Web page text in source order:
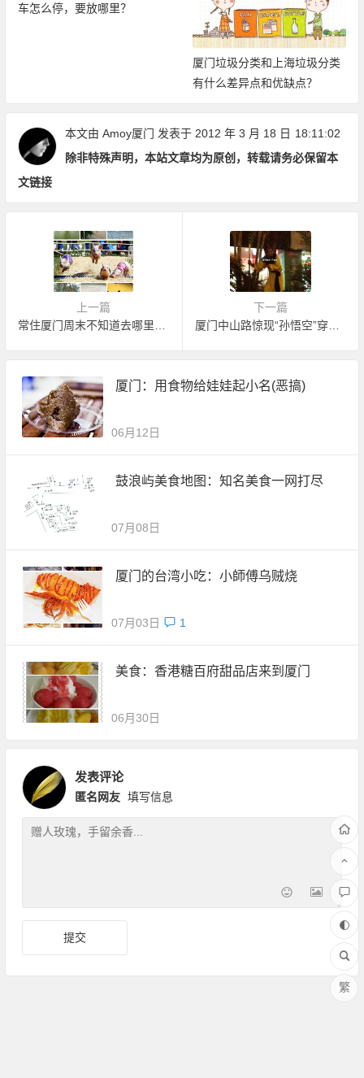
车怎么停，要放哪里？
厦门垃圾分类和上海垃圾分类
有什么差异点和优缺点？
本文由 Amoy厦门 发表于 2012 年 3 月 18 日 18:11:02
除非特殊声明，本站文章均为原创，转载请务必保留本
文链接
上一篇
下一篇
厦门：用食物给娃娃起小名(恶搞)
06月12日
鼓浪屿美食地图：知名美食一网打尽
07月08日
厦门的台湾小吃：小師傅乌贼烧
07月03日 1
美食：香港糖百府甜品店来到厦门
06月30日
发表评论
匿名网友 填写信息
繁